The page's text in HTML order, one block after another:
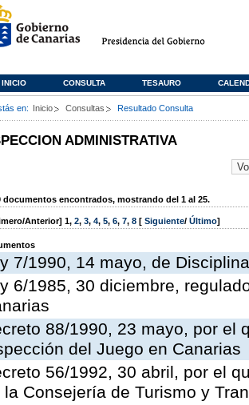
INICIO CONSULTA TESAURO
en: Inicio Consultas Resultado Consulta
ADMINISTRATIVA
documentos encontrados, mostrando del 1 al 25.
Anterior] 1, 2, 3, 4, 5, 6, 7, 8 [ Siguiente/ Último]
7/1990, 14 mayo, de
6/1985, 30 diciembre,
88/1990, 23 mayo, por el
del Juego en Canarias
56/1992, 30 abril, por el
la Consejería de Turismo y